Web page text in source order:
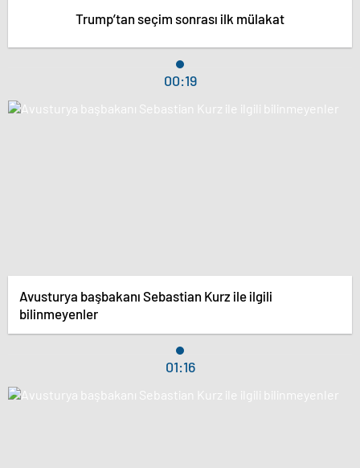
Trump’tan seçim sonrası ilk mülakat
00:19
Avusturya başbakanı Sebastian Kurz ile ilgili
bilinmeyenler
01:16